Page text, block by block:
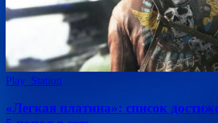
Play_Station
«Легкая платина»: список